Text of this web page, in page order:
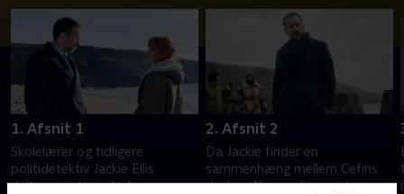
1. Afsnit 1
Skolelærer og tidligere
politidetektiv Jackie Ellis
deltager i et møde, hvor
2. Afsnit 2
Da Jackie finder en
sammenhæng mellem Cefins
død og Nessas forsvinden,